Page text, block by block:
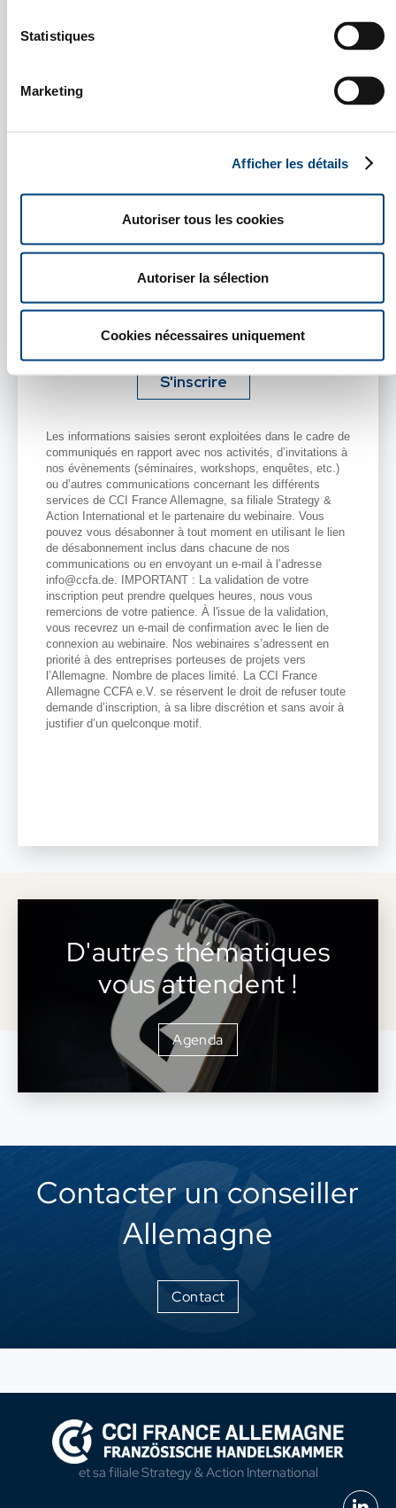
Statistiques
Marketing
Afficher les détails
Autoriser tous les cookies
Autoriser la sélection
Cookies nécessaires uniquement
D'autres thématiques
vous attendent !
Agenda
Contacter un conseiller
Allemagne
Contact
et sa filialeStrategy & Action International
Nos consultants
franco-allemands
vous accompagnent